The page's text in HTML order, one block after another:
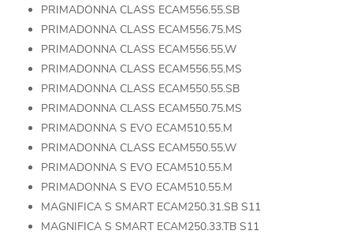
PRIMADONNA CLASS ECAM556.55.SB
PRIMADONNA CLASS ECAM556.75.MS
PRIMADONNA CLASS ECAM556.55.W
PRIMADONNA CLASS ECAM556.55.MS
PRIMADONNA CLASS ECAM550.55.SB
PRIMADONNA CLASS ECAM550.75.MS
PRIMADONNA S EVO ECAM510.55.M
PRIMADONNA CLASS ECAM550.55.W
PRIMADONNA S EVO ECAM510.55.M
PRIMADONNA S EVO ECAM510.55.M
MAGNIFICA S SMART ECAM250.31.SB S11
MAGNIFICA S SMART ECAM250.33.TB S11